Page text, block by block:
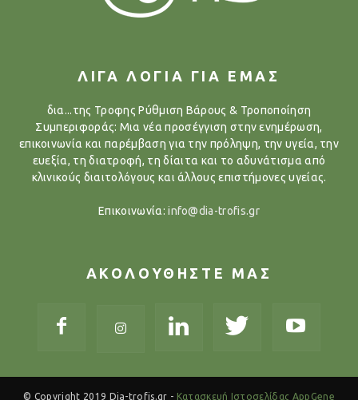
ΛΙΓΑ ΛΟΓΙΑ ΓΙΑ ΕΜΑΣ
δια...της Τροφης Ρύθμιση Βάρους & Τροποποίηση
Συμπεριφοράς: Μια νέα προσέγγιση στην ενημέρωση,
επικοινωνία και παρέμβαση για την πρόληψη, την υγεία, την
ευεξία, τη διατροφή, τη δίαιτα και το αδυνάτισμα από
κλινικούς διαιτολόγους και άλλους επιστήμονες υγείας.
Επικοινωνία:info@dia-trofis.gr
ΑΚΟΛΟΥΘΗΣΤΕ ΜΑΣ
© Copyright 2019 Dia-trofis.gr - Κατασκευή Ιστοσελίδας AppGene